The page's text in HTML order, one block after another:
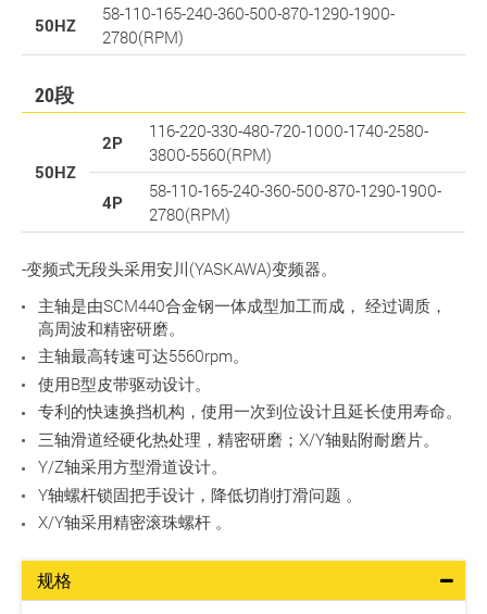
50HZ
58-110-165-240-360-500-870-1290-1900-
2780(RPM)
20段
50HZ
2P
116-220-330-480-720-1000-1740-2580-
3800-5560(RPM)
4P
58-110-165-240-360-500-870-1290-1900-
2780(RPM)
-变频式无段头采用安川(YASKAWA)变频器。
主轴是由SCM440合金钢一体成型加工而成， 经过调质，
高周波和精密研磨。
主轴最高转速可达5560rpm。
使用B型皮带驱动设计。
专利的快速换挡机构，使用一次到位设计且延长使用寿命。
三轴滑道经硬化热处理，精密研磨；X/Y轴贴附耐磨片。
Y/Z轴采用方型滑道设计。
Y轴螺杆锁固把手设计，降低切削打滑问题 。
X/Y轴采用精密滚珠螺杆 。
规格